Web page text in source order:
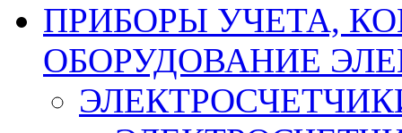
ПРИБОРЫ УЧЕТА,
ОБОРУДОВАНИЕ